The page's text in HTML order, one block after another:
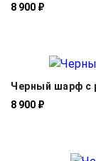
8 900 ₽
Черный шарф с
8 900 ₽